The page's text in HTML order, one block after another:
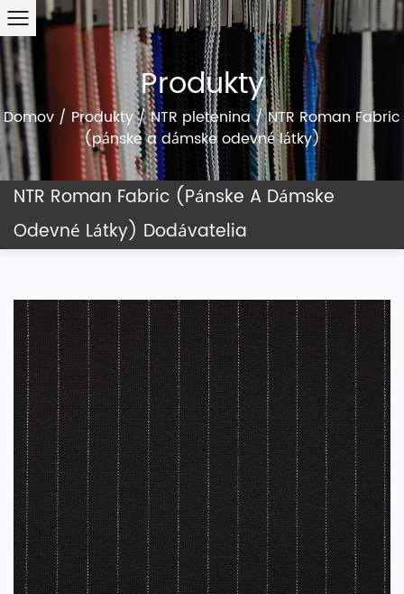
Produkty
Domov / Produkty/NTR pletenina/NTR Roman Fabric
(pánske a dámske odevné látky)
NTR Roman Fabric (pánske A Dámske
Odevné Látky) Dodávatelia